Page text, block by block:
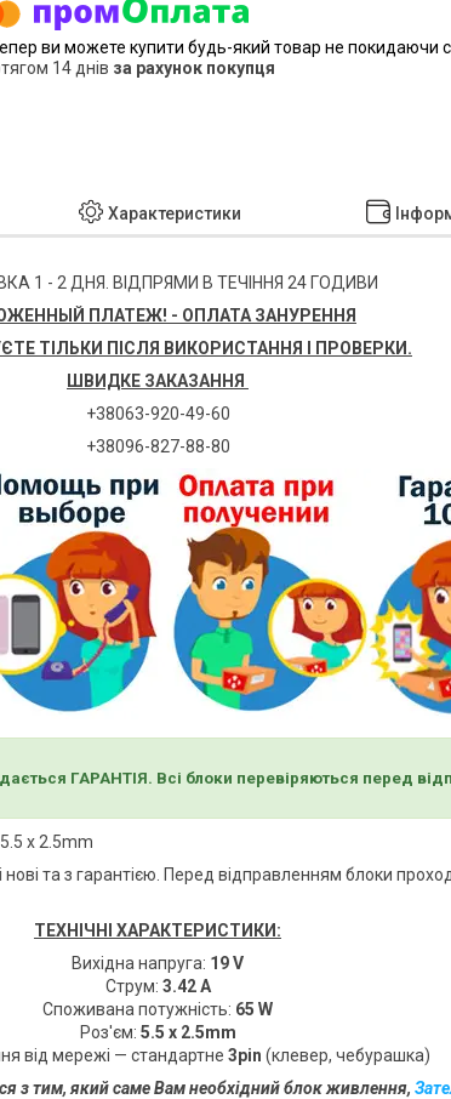
ви можете купити будь-який товар не покидаючи
14 днів за рахунок покупця
Характеристики
1 - 2 ДНЯ. ВІДПРЯМИ В ТЕЧІННЯ 24 ГОДИВИ
ПЛАТЕЖ! - ОПЛАТА ЗАНУРЕННЯ
ТІЛЬКИ ПІСЛЯ ВИКОРИСТАННЯ І ПРОВЕРКИ.
ШВИДКЕ ЗАКАЗАННЯ
+38063-920-49-60
+38096-827-88-80
ГАРАНТІЯ. Всі блоки перевіряються перед
х 2.5mm
та з гарантією. Перед відправленням блоки
ТЕХНІЧНІ ХАРАКТЕРИСТИКИ:
Вихідна напруга: 19 V
Струм: 3.42 A
Споживана потужність: 65 W
Роз'єм: 5.5 x 2.5mm
від мережі — стандартне 3pin (клевер, чебурашка)
з тим, який саме Вам необхідний блок живлення,